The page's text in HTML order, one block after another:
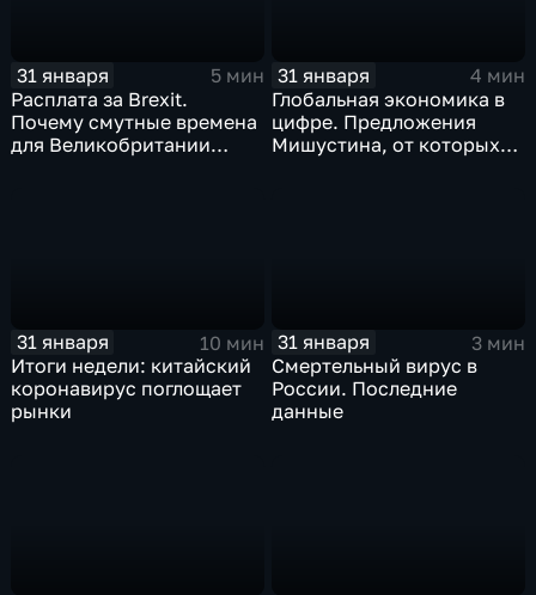
31 января
5 мин
Расплата за Brexit.
Почему смутные времена
для Великобритании
31 января
4 мин
Глобальная экономика в
цифре. Предложения
Мишустина, от которых
31 января
10 мин
Итоги недели: китайский
коронавирус поглощает
рынки
31 января
3 мин
Смертельный вирус в
России. Последние
данные